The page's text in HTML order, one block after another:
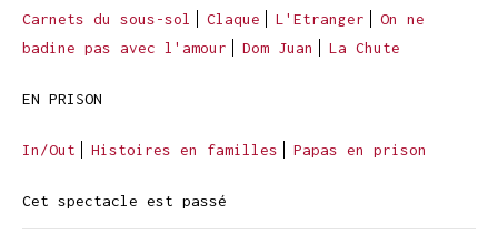
Carnets du sous-sol
Claque L'Etranger
On ne
badine pas avec l'amour
Dom Juan La Chute
EN PRISON
In/Out Histoires en familles Papas en prison
Cet spectacle est passé